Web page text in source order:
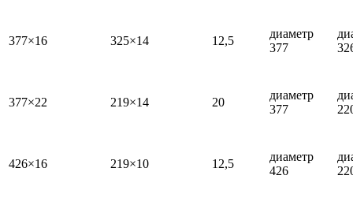
377×16 325×14 12,5
диаметр
377
377×22 219×14 20
диаметр
377
426×16 219×10 12,5
диаметр
426